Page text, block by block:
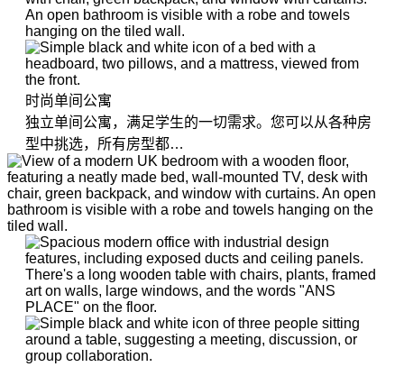
时尚单间公寓
独立单间公寓，满足学生的一切需求。您可以从各种房
型中挑选，所有房型都…